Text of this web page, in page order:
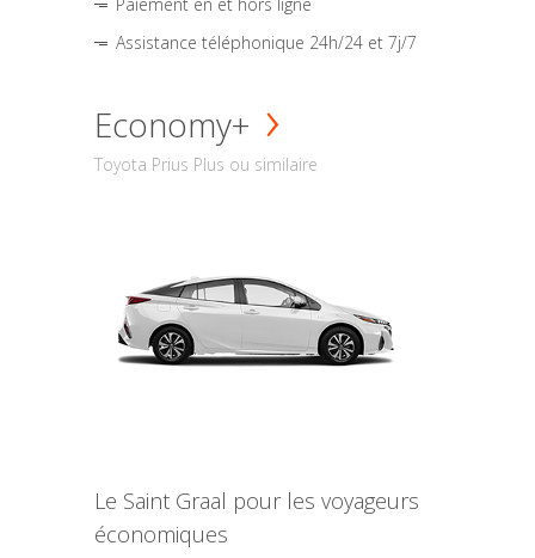
Assistance téléphonique 24h/24 et 7j/7
Economy+
Toyota Prius Plus ou similaire
Le Saint Graal pour les voyageurs
économiques